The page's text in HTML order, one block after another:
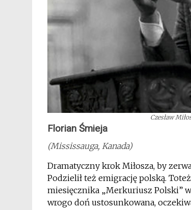
Czesław
Florian Śmieja
(Mississauga, Kanada)
Dramatyczny krok Miłosza, by
Podzielił też emigrację polską.
miesięcznika „Merkuriusz Polski”
wrogo doń ustosunkowana,